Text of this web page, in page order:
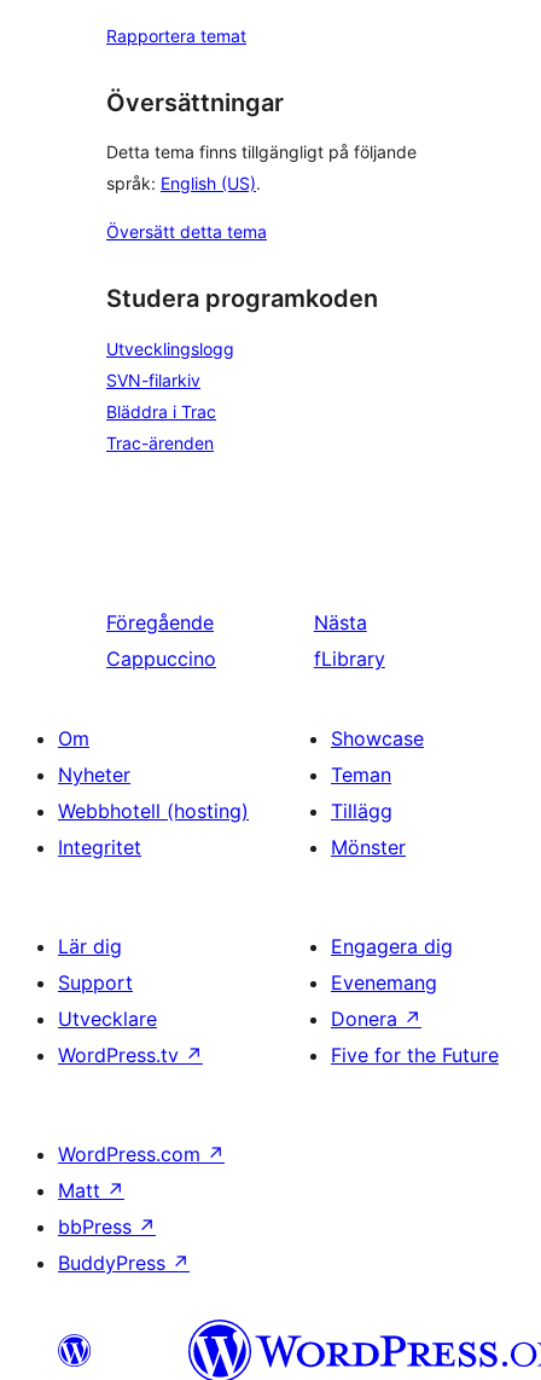
Rapportera temat
Översättningar
Detta tema finns tillgängligt på följande
språk: English (US).
Översätt detta tema
Studera programkoden
Utvecklingslogg
SVN-filarkiv
Bläddra i Trac
Trac-ärenden
Föregående
Cappuccino
Nästa
fLibrary
Om
Nyheter
Webbhotell (hosting)
Integritet
Showcase
Teman
Tillägg
Mönster
Lär dig
Support
Utvecklare
WordPress.tv ↗
Engagera dig
Evenemang
Donera ↗
Five for the Future
WordPress.com ↗
Matt ↗
bbPress ↗
BuddyPress ↗